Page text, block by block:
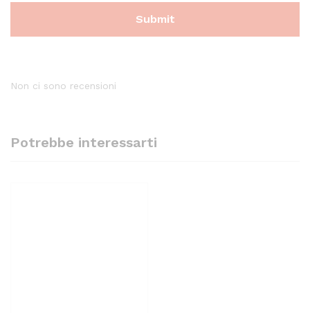
Non ci sono recensioni
Potrebbe interessarti